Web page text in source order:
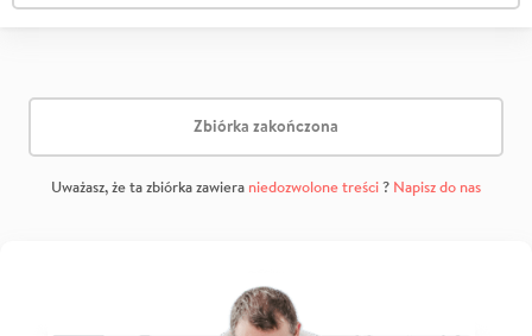
Zbiórka zakończona
Uważasz, że ta zbiórka zawiera niedozwolone treści? Napisz do nas